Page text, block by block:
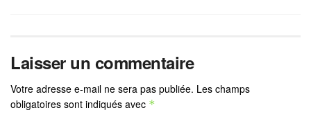
Laisser un commentaire
Votre adresse e-mail ne sera pas publiée. Les champs
obligatoires sont indiqués avec *